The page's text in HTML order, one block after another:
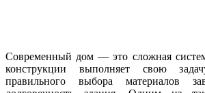
Современный дом — это сложная
конструкции выполняет свою
правильного выбора материалов